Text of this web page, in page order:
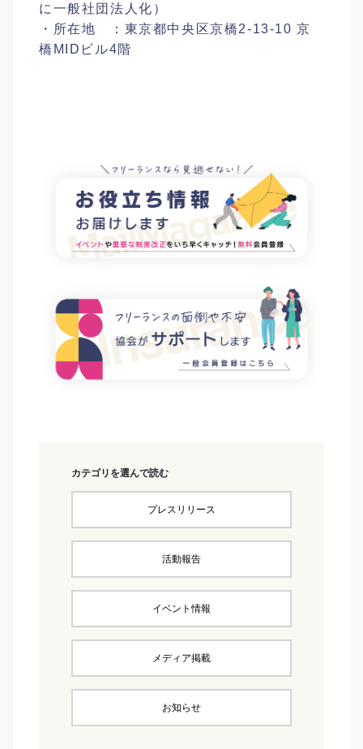
に一般社団法人化）
・所在地 ：東京都中央区京橋2-13-10 京
橋MIDビル4階
カテゴリを選んで読む
プレスリリース
活動報告
イベント情報
メディア掲載
お知らせ